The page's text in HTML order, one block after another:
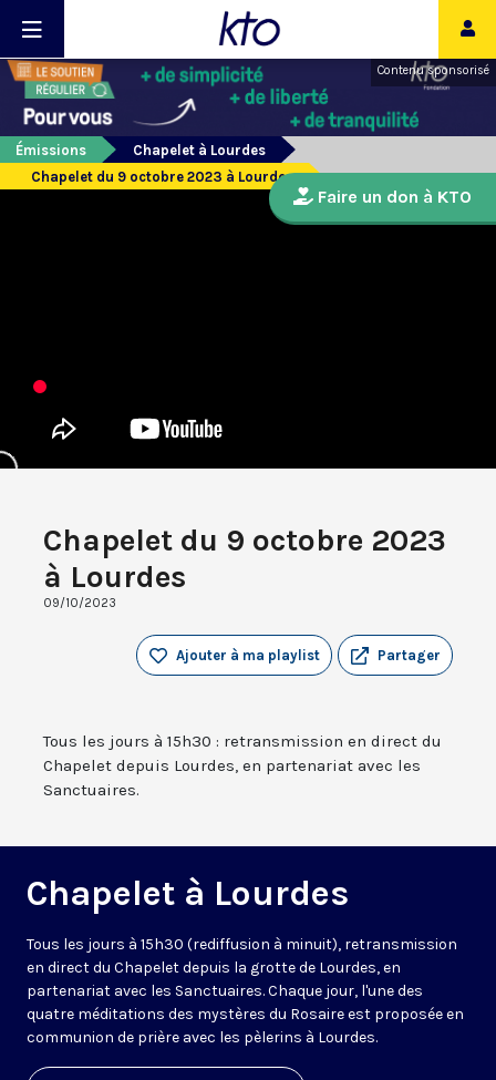
Contenu sponsorisé
Émissions
Chapelet à Lourdes
Chapelet du 9 octobre 2023 à Lourdes
Chapelet du 9 octobre 2023
à Lourdes
09/10/2023
Partager
Ajouter à ma playlist
Tous les jours à 15h30 : retransmission en direct du
Chapelet depuis Lourdes, en partenariat avec les
Sanctuaires.
Chapelet à Lourdes
Tous les jours à 15h30 (rediffusion à minuit), retransmission
en direct du Chapelet depuis la grotte de Lourdes, en
partenariat avec les Sanctuaires. Chaque jour, l'une des
quatre méditations des mystères du Rosaire est proposée en
communion de prière avec les pèlerins à Lourdes.
Faire un don à KTO